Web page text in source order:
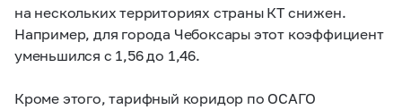
на нескольких территориях страны КТ снижен.
Например, для города Чебоксары этот коэффициент
уменьшился с 1,56 до 1,46.
Кроме этого, тарифный коридор по ОСАГО